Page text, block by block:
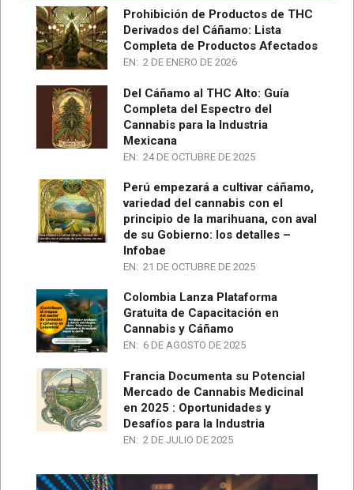
Prohibición de Productos de THC
Derivados del Cáñamo: Lista
Completa de Productos Afectados
EN: 2 DE ENERO DE 2026
Del Cáñamo al THC Alto: Guía
Completa del Espectro del
Cannabis para la Industria
Mexicana
EN: 24 DE OCTUBRE DE 2025
Perú empezará a cultivar cáñamo,
variedad del cannabis con el
principio de la marihuana, con aval
de su Gobierno: los detalles –
Infobae
EN: 21 DE OCTUBRE DE 2025
Colombia Lanza Plataforma
Gratuita de Capacitación en
Cannabis y Cáñamo
EN: 6 DE AGOSTO DE 2025
Francia Documenta su Potencial
Mercado de Cannabis Medicinal
en 2025 : Oportunidades y
Desafíos para la Industria
EN: 2 DE JULIO DE 2025